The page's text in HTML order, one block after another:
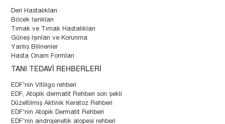
Deri Hastalıkları
Böcek Isırıkları
Tırnak ve Tırnak Hastalıkları
Güneş Işınları ve Korunma
Yanlış Bilinenler
Hasta Onam Formları
TANI TEDAVİ REHBERLERİ
EDF'nin Vitiligo rehberi
EDF, Atopik dermatit Rehberi son şekli
Düzeltilmiş Aktinik Keratoz Rehberi
EDF'nin Atopik Dermatit Rehberi
EDF'nin androjenetik alopesi rehberi